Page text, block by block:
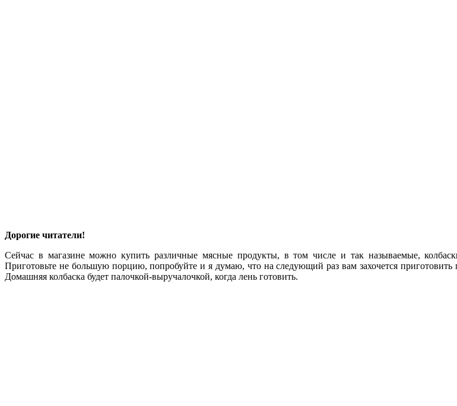
Дорогие читатели!
Сейчас в магазине можно купить различные мясные продукты, в том числе и так называемые,
Приготовьте не большую порцию, попробуйте и я думаю, что на следующий раз вам захочется
Домашняя колбаска будет палочкой-выручалочкой, когда лень готовить.